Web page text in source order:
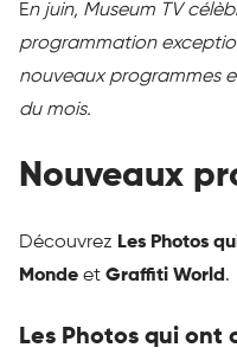
En juin, Museum TV
programmation
nouveaux programmes
du mois.
Nouveaux
Découvrez Les Photos
Monde et Graffiti World .
Les Photos qui ont